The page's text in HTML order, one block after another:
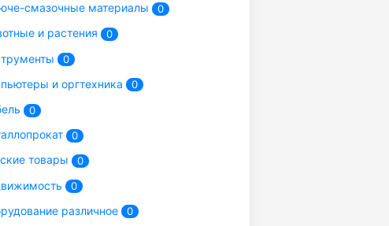
смазочные материалы 0
и растения 0
0
и оргтехника 0
0
0
товары 0
0
различное 0